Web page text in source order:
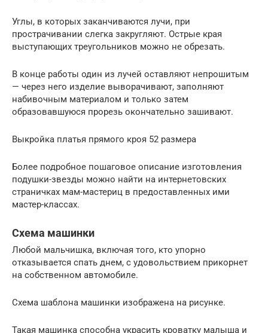
Углы, в которых заканчиваются лучи, при
прострачивании слегка закругляют. Острые края
выступающих треугольников можно не обрезать.
В конце работы один из лучей оставляют непрошитым
— через него изделие выворачивают, заполняют
набивочным материалом и только затем
образовавшуюся прорезь окончательно зашивают.
Выкройка платья прямого кроя 52 размера
Более подробное пошаговое описание изготовления
подушки-звезды можно найти на интернетовских
страничках мам-мастериц в предоставленных ими
мастер-классах.
Схема машинки
Любой мальчишка, включая того, кто упорно
отказывается спать днем, с удовольствием прикорнет
на собственном автомобиле.
Схема шаблона машинки изображена на рисунке.
Такая машинка способна украсить кроватку малыша и